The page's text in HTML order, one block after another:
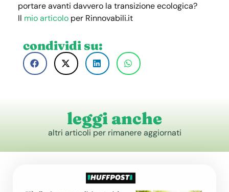
condividi su:
portare avanti davvero la transizione ecologica?
Il mio articolo per Rinnovabili.it
leggi anche
altri articoli per rimanere aggiornati